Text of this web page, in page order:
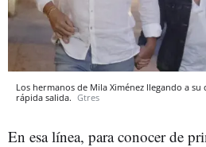
Los hermanos de Mila Ximénez llegando a
rápida salida. Gtres
En esa línea, para conocer de